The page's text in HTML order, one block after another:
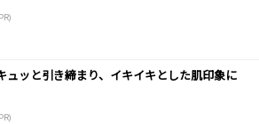
ュッと引き締まり、イキイキとした肌印象に